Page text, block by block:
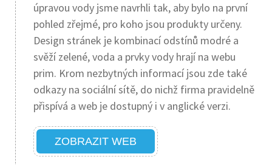
úpravou vody jsme navrhli tak, aby bylo na první
pohled zřejmé, pro koho jsou produkty určeny.
Design stránek je kombinací odstínů modré a
svěží zelené, voda a prvky vody hrají na webu
prim. Krom nezbytných informací jsou zde také
odkazy na sociální sítě, do nichž firma pravidelně
přispívá a web je dostupný i v anglické verzi.
ZOBRAZIT WEB